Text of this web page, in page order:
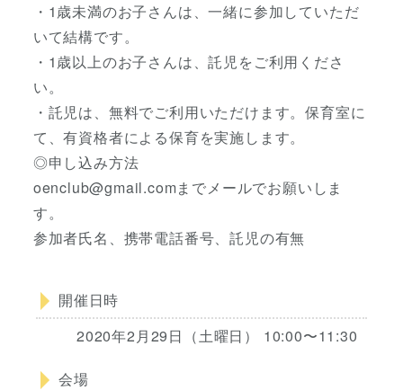
・1歳未満のお子さんは、一緒に参加していただ
いて結構です。
・1歳以上のお子さんは、託児をご利用くださ
い。
・託児は、無料でご利用いただけます。保育室に
て、有資格者による保育を実施します。
◎申し込み方法
oenclub@gmail.comまでメールでお願いしま
す。
参加者氏名、携帯電話番号、託児の有無
開催日時
2020年2月29日（土曜日） 10:00〜11:30
会場